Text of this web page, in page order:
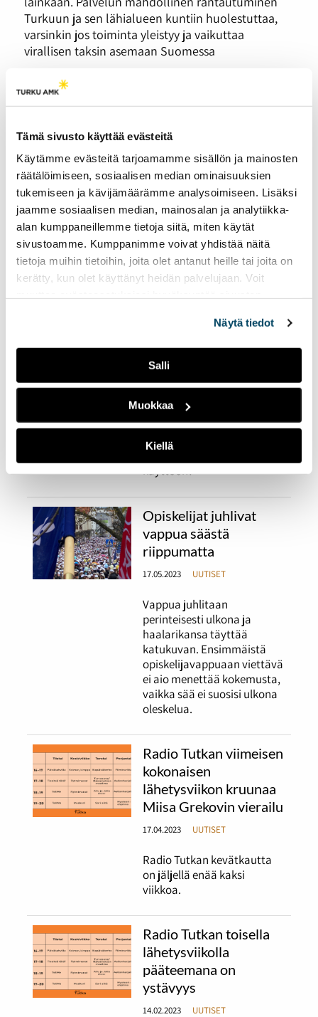
Tämä sivusto käyttää evästeitä
Käytämme evästeitä tarjoamamme sisällön ja mainosten
räätälöimiseen, sosiaalisen median ominaisuuksien
tukemiseen ja kävijämäärämme analysoimiseen. Lisäksi
jaamme sosiaalisen median, mainosalan ja analytiikka-
alan kumppaneillemme tietoja siitä, miten käytät
sivustoamme. Kumppanimme voivat yhdistää näitä
tietoja muihin tietoihin, joita olet antanut heille tai joita on
kerätty, kun olet käyttänyt heidän palvelujaan. Voit
Näytä tiedot
Salli
Muokkaa
Kiellä
Turkuun ja sen lähialueen kuntiin huolestuttaa,
varsinkin jos toiminta yleistyy ja vaikuttaa
virallisen taksin asemaan Suomessa
”Pelottaa. Harmaa talous kasvaa, ja he liikkuvat
sellaisilla vehkeillä, missä ei ole vakuutuksia tai
mitään kuluttajansuojaa. Kuka siellä sitten
pimeäksi touhuksi?”
Elsan nimi on muutettu.
Marathon Monday
vetää Lappeenrantaan
tuhansia kävijöitä.
suurimmista
opiskelijatapahtumista
Marathon Monday vetää
Tapahtuman voittaa
olemalla 24 tuntia putkeen
päihtyneenä. Kannustaako
käyttöön?
Opiskelijat juhlivat
vappua säästä
riippumatta
17.05.2023 UUTISET
Vappua juhlitaan
perinteisesti ulkona ja
haalarikansa täyttää
katukuvan. Ensimmäistä
opiskelijavappuaan viettävä
ei aio menettää kokemusta,
vaikka sää ei suosisi ulkona
oleskelua.
Radio Tutkan viimeisen
kokonaisen
lähetysviikon kruunaa
Miisa Grekovin vierailu
17.04.2023 UUTISET
Radio Tutkan kevätkautta
on jäljellä enää kaksi
viikkoa.
Radio Tutkan toisella
lähetysviikolla
pääteemana on
ystävyys
14.02.2023 UUTISET